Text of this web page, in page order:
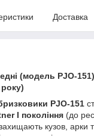
Доставка
(модель PJO-
PJO-151
I покоління (до
кузов, арки